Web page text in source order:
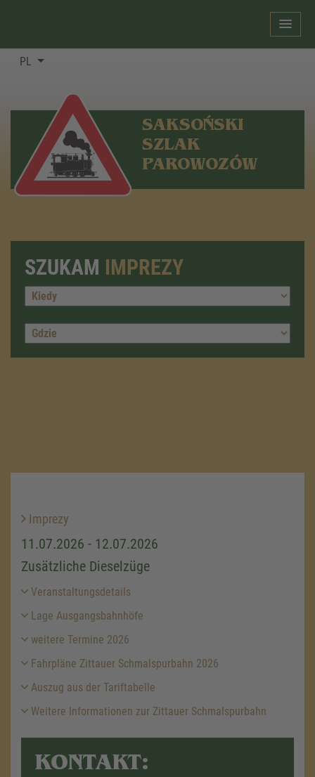
PL
SAKSOŃSKI
SZLAK
PAROWOZÓW
SZUKAM IMPREZY
Imprezy
11.07.2026 - 12.07.2026
Zusätzliche Dieselzüge
Veranstaltungsdetails
Lage Ausgangsbahnhöfe
weitere Termine 2026
Fahrpläne Zittauer Schmalspurbahn 2026
Auszug aus der Tariftabelle
Weitere Informationen zur Zittauer Schmalspurbahn
KONTAKT: